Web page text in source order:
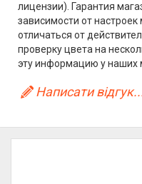
лицензии). Гарантия
зависимости от
отличаться от
проверку цвета на
эту информацию у наших
Написати